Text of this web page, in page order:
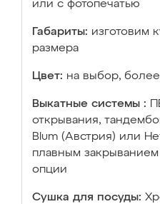
или с фотопечатью
Габариты: изготовим
размера
Цвет: на выбор,
Выкатные системы :
открывания,
Blum (Австрия) или
плавным
опции
Сушка для посуды: